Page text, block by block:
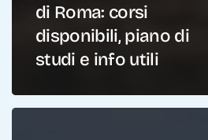
di Roma: corsi
disponibili, piano di
studi e info utili